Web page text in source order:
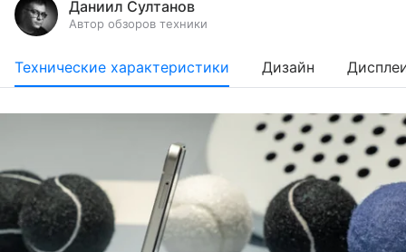
Даниил Султанов
Автор обзоров техники
Технические характеристики Дизайн